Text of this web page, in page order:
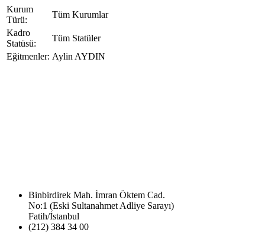
Kurum
Türü:
Tüm Kurumlar
Kadro
Statüsü:
Tüm Statüler
Eğitmenler: Aylin AYDIN
Binbirdirek Mah. İmran Öktem Cad.
No:1 (Eski Sultanahmet Adliye Sarayı)
Fatih/İstanbul
(212) 384 34 00